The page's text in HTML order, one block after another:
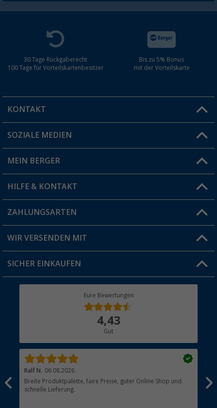
30 Tage Rückgaberecht
100 Tage für Vorteilskartenbesitzer
Bis zu 5% Bonus
mit der Vorteilskarte
KONTAKT
Du hast eine Frage?
Filiale finden
SOZIALE MEDIEN
MEIN BERGER
Vorteilskarte
Blog
Jobs & Karriere
HILFE & KONTAKT
FAQ & Kontakt
Versandinformationen
Rücksendung
ZAHLUNGSARTEN
WIR VERSENDEN MIT
SICHER EINKAUFEN
Eure Bewertungen
4,43
Gut
Ralf N. 06.08.2026
Breite Produktpalette, faire Preise, guter Online Shop und
schnelle Lieferung.
?